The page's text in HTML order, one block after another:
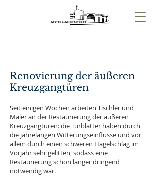
Renovierung der äußeren
Kreuzgangtüren
Seit einigen Wochen arbeiten Tischler und
Maler an der Restaurierung der äußeren
Kreuzgangtüren: die Türblätter haben durch
die jahrelangen Witterungseinflüsse und vor
allem durch einen schweren Hagelschlag im
Vorjahr sehr gelitten, sodass eine
Restaurierung schon länger dringend
notwendig war.